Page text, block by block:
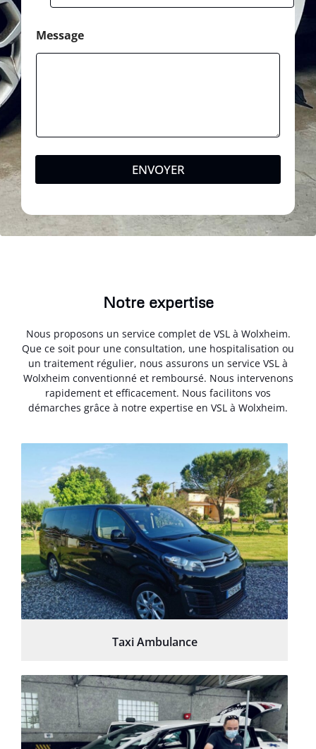
Message
ENVOYER
Notre expertise
Nous proposons un service complet de VSL à Wolxheim.
Que ce soit pour une consultation, une hospitalisation ou
un traitement régulier, nous assurons un service VSL à
Wolxheim conventionné et remboursé. Nous intervenons
rapidement et efficacement. Nous facilitons vos
démarches grâce à notre expertise en VSL à Wolxheim.
Taxi Ambulance